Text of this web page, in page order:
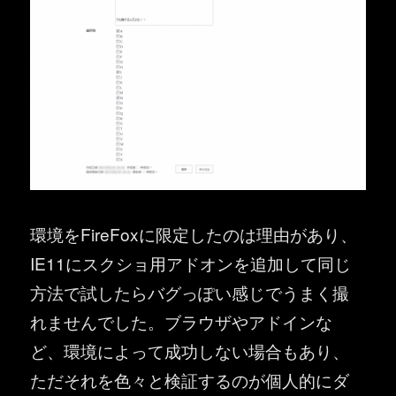
環境をFireFoxに限定したのは理由があり、
IE11にスクショ用アドオンを追加して同じ
方法で試したらバグっぽい感じでうまく撮
れませんでした。ブラウザやアドインな
ど、環境によって成功しない場合もあり、
ただそれを色々と検証するのが個人的にダ